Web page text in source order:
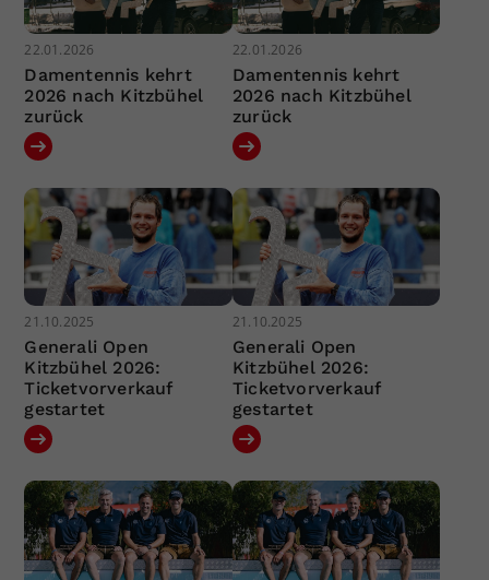
22.01.2026
Damentennis kehrt
2026 nach Kitzbühel
zurück
22.01.2026
Damentennis kehrt
2026 nach Kitzbühel
zurück
21.10.2025
Generali Open
Kitzbühel 2026:
Ticketvorverkauf
gestartet
21.10.2025
Generali Open
Kitzbühel 2026:
Ticketvorverkauf
gestartet